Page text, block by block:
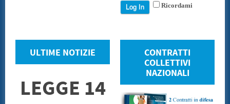
Ricordami
ULTIME NOTIZIE
LEGGE 14
CONTRATTI
COLLETTIVI
NAZIONALI